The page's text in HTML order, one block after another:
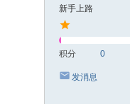
新手上路
积分 0
发消息